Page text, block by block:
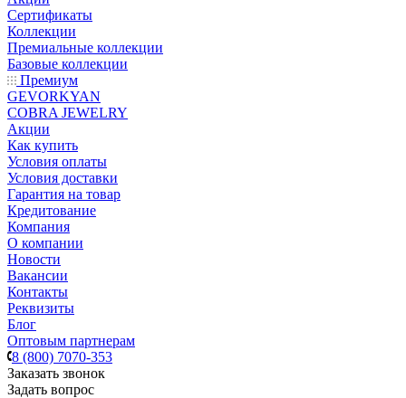
Сертификаты
Коллекции
Премиальные коллекции
Базовые коллекции
Премиум
GEVORKYAN
COBRA JEWELRY
Акции
Как купить
Условия оплаты
Условия доставки
Гарантия на товар
Кредитование
Компания
О компании
Новости
Вакансии
Контакты
Реквизиты
Блог
Оптовым партнерам
8 (800) 7070-353
Заказать звонок
Задать вопрос